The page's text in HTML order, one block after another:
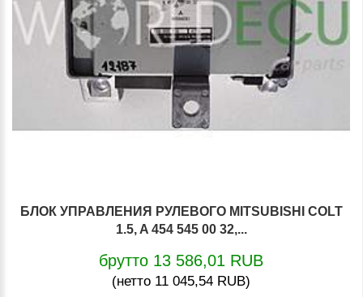
БЛОК УПРАВЛЕНИЯ РУЛЕВОГО MITSUBISHI COLT
1.5, A 454 545 00 32,...
брутто 13 586,01 RUB
(нетто 11 045,54 RUB)